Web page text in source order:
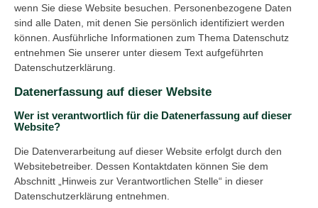
wenn Sie diese Website besuchen. Personenbezogene Daten
sind alle Daten, mit denen Sie persönlich identifiziert werden
können. Ausführliche Informationen zum Thema Datenschutz
entnehmen Sie unserer unter diesem Text aufgeführten
Datenschutzerklärung.
Datenerfassung auf dieser Website
Wer ist verantwortlich für die Datenerfassung auf dieser
Website?
Die Datenverarbeitung auf dieser Website erfolgt durch den
Websitebetreiber. Dessen Kontaktdaten können Sie dem
Abschnitt „Hinweis zur Verantwortlichen Stelle“ in dieser
Datenschutzerklärung entnehmen.